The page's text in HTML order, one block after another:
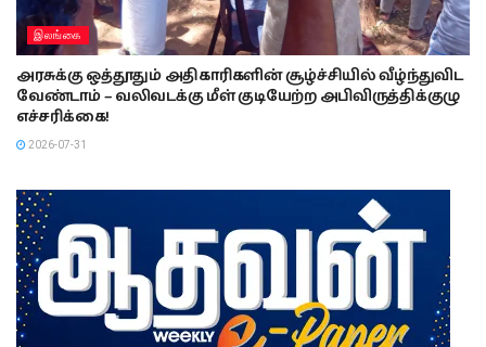
இலங்கை
அரசுக்கு ஒத்தூதும் அதிகாரிகளின் சூழ்ச்சியில் வீழ்ந்துவிட
வேண்டாம் – வலிவடக்கு மீள் குடியேற்ற அபிவிருத்திக்குழு
எச்சரிக்கை!
2026-07-31